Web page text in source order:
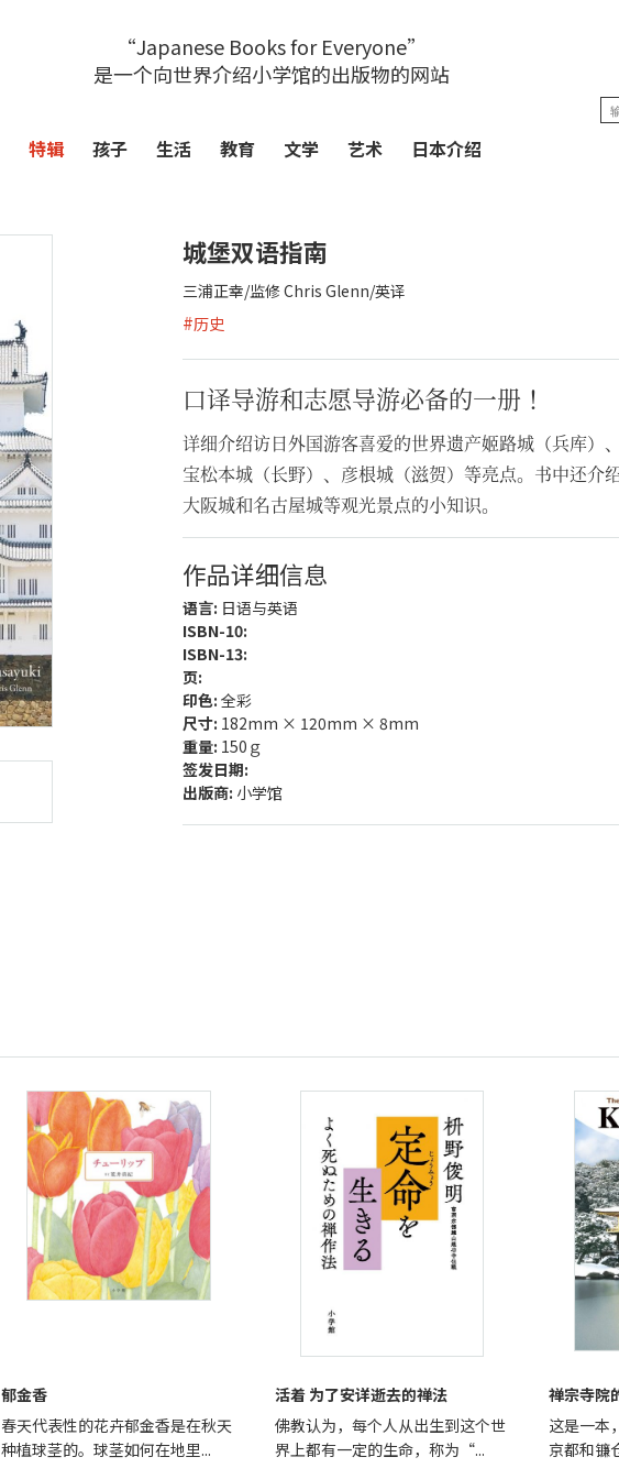
“Japanese Books for Everyone”
是一个向世界介绍小学馆的出版物的网站
特辑 孩子 生活 教育 文学 艺术 日本介绍
城堡双语指南
三浦正幸/监修 Chris Glenn/英译
#历史
口译导游和志愿导游必备的一册！
详细介绍访日外国游客喜爱的世界遗产姬路城（兵库）
宝松本城（长野）、彦根城（滋贺）等亮点。书中还介
大阪城和名古屋城等观光景点的小知识。
作品详细信息
语言: 日语与英语
ISBN-10:
ISBN-13:
页:
印色: 全彩
尺寸: 182mm × 120mm × 8mm
重量: 150ｇ
签发日期:
出版商: 小学馆
郁金香
春天代表性的花卉郁金香是在秋天
种植球茎的。球茎如何在地里...
活着 为了安详逝去的禅法
佛教认为，每个人从出生到这个世
界上都有一定的生命，称为“...
禅宗寺院
这是一本
京都和镰